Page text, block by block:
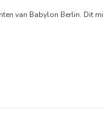
van Babylon Berlin. Dit